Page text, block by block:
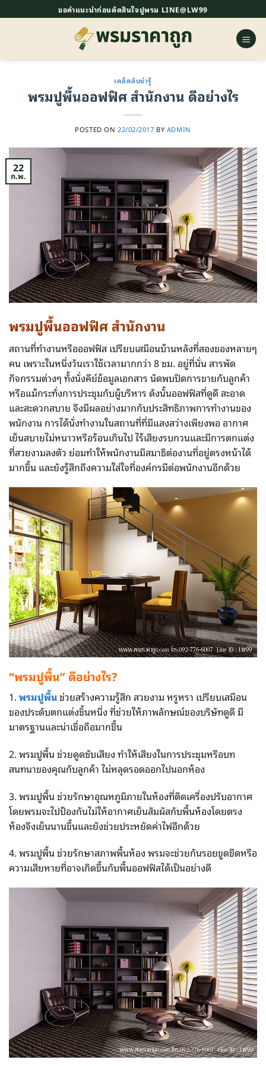
ไป
ขอคำแนะนำก่อนตัดสินใจปูพรม LINE@LW99
เคล็ดลับน่ารู้
พรมปูพื้นออฟฟิศ สำนักงาน ดีอย่างไร
POSTED ON 22/02/2017 BY ADMIN
22
ก.พ.
พรมปูพื้นออฟฟิศ สำนักงาน
สถานที่ทำงานหรือออฟฟิส เปรียบเสมือนบ้านหลังที่สองของหลายๆ
คน เพราะในหนึ่งวันเราใช้เวลามากกว่า 8 ชม. อยู่ที่นั่น สารพัด
กิจกรรมต่างๆ ทั้งนั่งคีย์ข้อมูลเอกสาร นัดพบปิดการขายกับลูกค้า
หรือแม้กระทั่งการประชุมกับผู้บริหาร ดังนั้นออฟฟิสที่ดูดี สะอาด
และสะดวกสบาย จึงมีผลอย่างมากกับประสิทธิภาพการทำงานของ
พนักงาน การได้นั่งทำงานในสถานที่ที่มีแสงสว่างเพียงพอ อากาศ
เย็นสบายไม่หนาวหรือร้อนเกินไป ไร้เสียงรบกวนและมีการตกแต่ง
ที่สวยงามลงตัว ย่อมทำให้พนักงานมีสมาธิต่องานที่อยู่ตรงหน้าได้
มากขึ้น และยังรู้สึกถึงความใส่ใจที่องค์กรมีต่อพนักงานอีกด้วย
“พรมปูพื้น”ดีอย่างไร?
1.พรมปูพื้นช่วยสร้างความรู้สึก สวยงาม หรูหรา เปรียบเสมือน
ของประดับตกแต่งชิ้นหนึ่ง ที่ช่วยให้ภาพลักษณ์ของบริษัทดูดี มี
มาตรฐานและน่าเชื่อถือมากขึ้น
2. พรมปูพื้น ช่วยดูดซับเสียง ทำให้เสียงในการประชุมหรือบท
สนทนาของคุณกับลูกค้า ไม่หลุดรอดออกไปนอกห้อง
3. พรมปูพื้น ช่วยรักษาอุณหภูมิภายในห้องที่ติดเครื่องปรับอากาศ
โดยพรมจะไปป้องกันไม่ให้อากาศเย็นสัมผัสกับพื้นห้องโดยตรง
ห้องจึงเย็นนานขึ้นและยังช่วยประหยัดค่าไฟอีกด้วย
4. พรมปูพื้น ช่วยรักษาสภาพพื้นห้อง พรมจะช่วยกันรอยขูดขีดหรือ
ความเสียหายที่อาจเกิดขึ้นกับพื้นออฟฟิสได้เป็นอย่างดี